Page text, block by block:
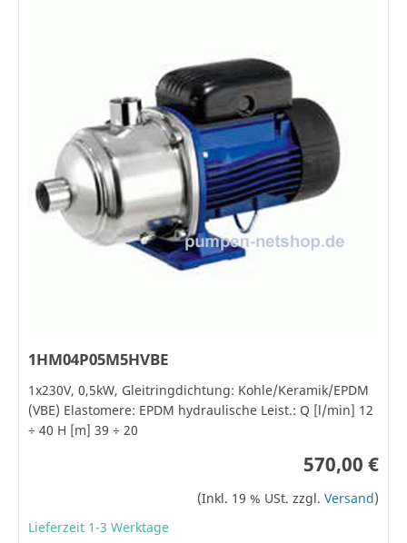
1HM04P05M5HVBE
1x230V, 0,5kW, Gleitringdichtung: Kohle/Keramik/EPDM
(VBE) Elastomere: EPDM hydraulische Leist.: Q [l/min] 12
÷ 40 H [m] 39 ÷ 20
570,00 €
(Inkl. 19 % USt. zzgl. Versand)
Lieferzeit 1-3 Werktage